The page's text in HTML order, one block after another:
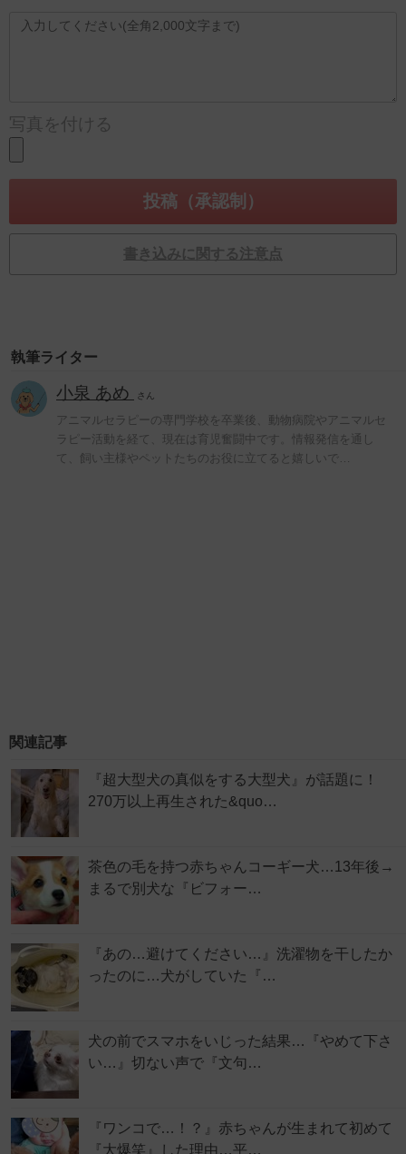
写真を付ける
書き込みに関する注意点
執筆ライター
小泉 あめ さん
アニマルセラピーの専門学校を卒業後、動物病院やアニマルセ
ラピー活動を経て、現在は育児奮闘中です。情報発信を通し
て、飼い主様やペットたちのお役に立てると嬉しいで…
関連記事
『超大型犬の真似をする大型犬』が話題に！
270万以上再生された&quo…
茶色の毛を持つ赤ちゃんコーギー犬…13年後→
まるで別犬な『ビフォー…
『あの…避けてください…』洗濯物を干したか
ったのに…犬がしていた『…
犬の前でスマホをいじった結果…『やめて下さ
い…』切ない声で『文句…
『ワンコで…！？』赤ちゃんが生まれて初めて
『大爆笑』した理由…平…